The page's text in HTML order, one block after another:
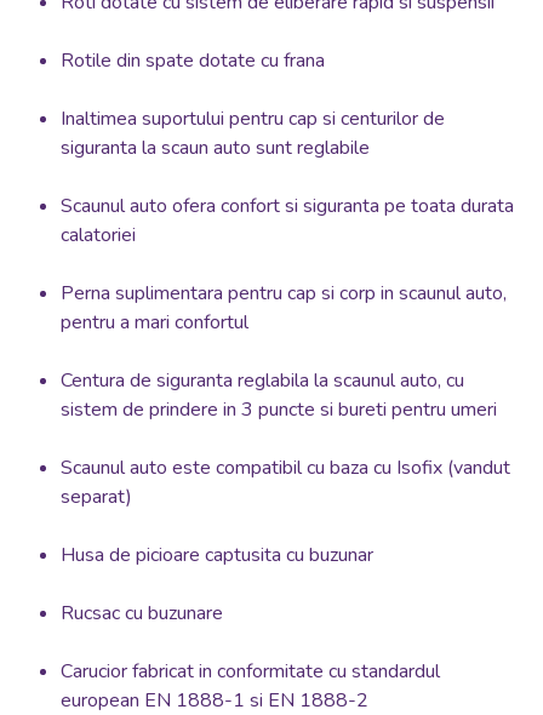
Rotile din spate dotate cu frana
Inaltimea suportului pentru cap si centurilor de
siguranta la scaun auto sunt reglabile
Scaunul auto ofera confort si siguranta pe toata durata
calatoriei
Perna suplimentara pentru cap si corp in scaunul auto,
pentru a mari confortul
Centura de siguranta reglabila la scaunul auto, cu
sistem de prindere in 3 puncte si bureti pentru umeri
Scaunul auto este compatibil cu baza cu Isofix (vandut
separat)
Husa de picioare captusita cu buzunar
Rucsac cu buzunare
Carucior fabricat in conformitate cu standardul
european EN 1888-1 si EN 1888-2